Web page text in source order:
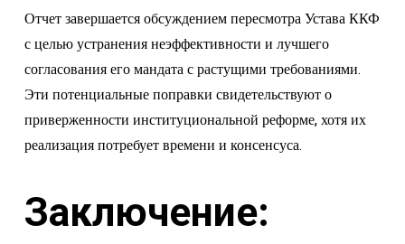
Отчет завершается обсуждением пересмотра Устава ККФ
с целью устранения неэффективности и лучшего
согласования его мандата с растущими требованиями.
Эти потенциальные поправки свидетельствуют о
приверженности институциональной реформе, хотя их
реализация потребует времени и консенсуса.
Заключение: